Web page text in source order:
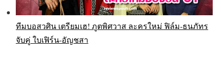
ทีมบอสวศิน เตรียมเฮ! ภูตพิศวาส ละครใหม่ ฟิล์ม-ธนภัทร
จับคู่ ใบเฟิร์น-อัญชสา